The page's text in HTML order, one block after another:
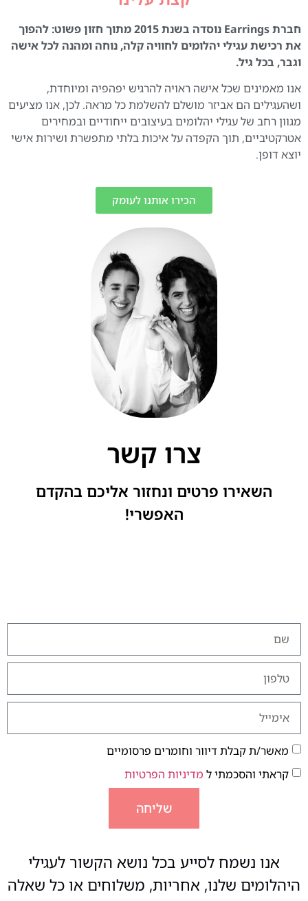
חברת Earrings נוסדה בשנת 2015 מתוך חזון פשוט: להפוך
את רכישת עגילי יהלומים לחוויה קלה, נוחה ומהנה לכל אישה
וגבר, בכל גיל.
אנו מאמינים שכל אישה ראויה להרגיש יפהפיה ומיוחדת,
ושהעגילים הם אביזר מושלם להשלמת כל מראה. לכן, אנו מציעים
מגוון רחב של עגילי יהלומים בעיצובים ייחודיים ובמחירים
אטרקטיביים, תוך הקפדה על איכות בלתי מתפשרת ושירות אישי
יוצא דופן.
הכירו אותנו לעומק
צרו קשר
השאירו פרטים ונחזור אליכם בהקדם
האפשרי!
מאשר/ת קבלת דיוור וחומרים פרסומיים
קראתי והסכמתי ל מדיניות הפרטיות
שליחה
אנו נשמח לסייע בכל נושא הקשור לעגילי
היהלומים שלנו, אחריות, משלוחים או כל שאלה